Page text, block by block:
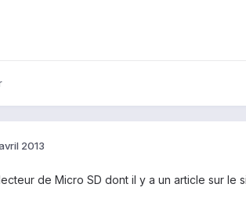
2013
de Micro SD dont il y a un article sur le